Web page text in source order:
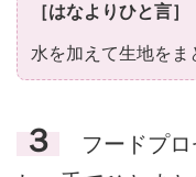
［はなよりひと言］
水を加えて生地をま
３ フードプロ